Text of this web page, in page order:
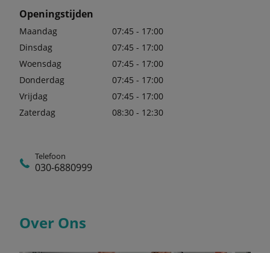
Openingstijden
Maandag
07:45 - 17:00
Dinsdag
07:45 - 17:00
Woensdag
07:45 - 17:00
Donderdag
07:45 - 17:00
Vrijdag
07:45 - 17:00
Zaterdag
08:30 - 12:30
Telefoon
030-6880999
Over Ons